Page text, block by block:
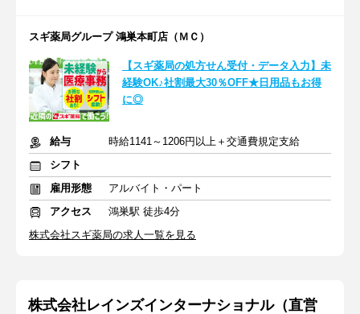
スギ薬局グループ 鴻巣本町店（ＭＣ）
【スギ薬局の処方せん受付・データ入力】未
経験OK♪社割最大30％OFF★日用品もお得
に◎
給与
時給1141～1206円以上＋交通費規定支給
シフト
雇用形態
アルバイト・パート
アクセス
鴻巣駅 徒歩4分
株式会社スギ薬局の求人一覧を見る
株式会社レインズインターナショナル（直営